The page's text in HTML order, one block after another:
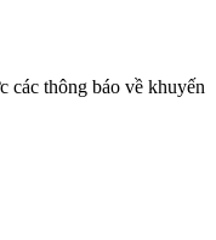
các thông báo về khuyến